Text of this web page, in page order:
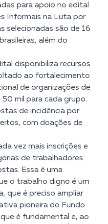
para apoio no edital
Informais na Luta por
selecionadas são de 16
além do
disponibiliza recursos
ao fortalecimento
de organizações de
mil para cada grupo.
de incidência por
com doações de
vez mais inscrições e
de trabalhadores
Essa é uma
o trabalho digno é um
que é preciso ampliar
pioneira do Fundo
é fundamental e, ao